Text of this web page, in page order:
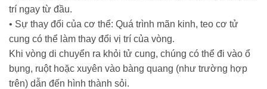
trí ngay từ đầu.
• Sự thay đổi của cơ thể: Quá trình mãn kinh, teo cơ tử
cung có thể làm thay đổi vị trí của vòng.
Khi vòng di chuyển ra khỏi tử cung, chúng có thể đi vào ổ
bụng, ruột hoặc xuyên vào bàng quang (như trường hợp
trên) dẫn đến hình thành sỏi.